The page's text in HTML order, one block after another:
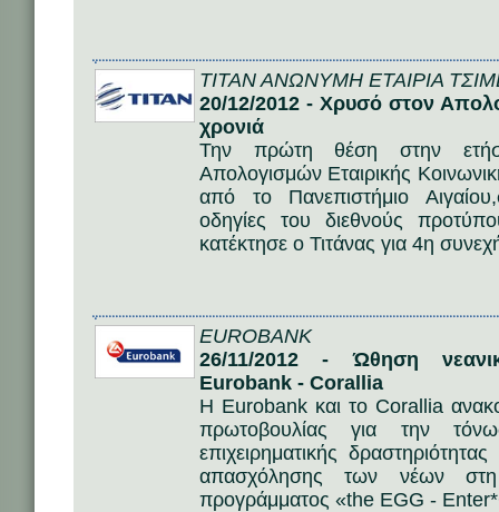
ΤΙΤΑΝ ΑΝΩΝΥΜΗ ΕΤΑΙΡΙΑ
20/12/2012 - Χρυσό στον
χρονιά
Την πρώτη θέση στην
Απολογισμών Εταιρικής
από το Πανεπιστήμιο
οδηγίες του διεθνούς
κατέκτησε ο Τιτάνας για 4η
EUROBANK
26/11/2012 - Ώθηση
Eurobank - Corallia
Η Eurobank και το Corallia
πρωτοβουλίας για την
επιχειρηματικής
απασχόλησης των νέων
προγράμματος «the EGG -